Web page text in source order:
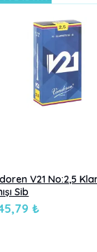
V21 No:2,5
Sib
₺